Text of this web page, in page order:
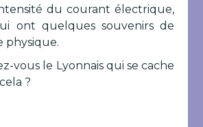
du courant électrique,
ont quelques souvenirs de
physique.
vous le Lyonnais qui se cache
?